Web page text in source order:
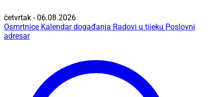
četvrtak - 06.08.2026
Osmrtnice Kalendar događanja Radovi u tijeku Poslovni
adresar